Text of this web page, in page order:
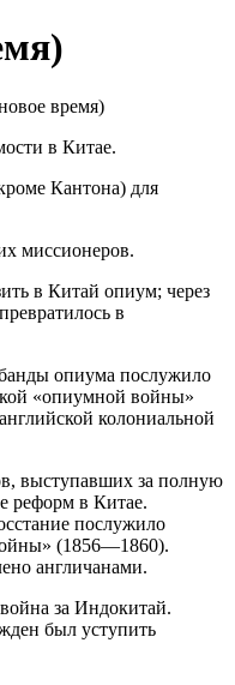
время)
в Китае.
Кантона) для
миссионеров.
в Китай опиум; через
в
опиума послужило
«опиумной войны»
колониальной
выступавших за полную
реформ в Китае.
послужило
(1856—1860).
англичанами.
за Индокитай.
был уступить